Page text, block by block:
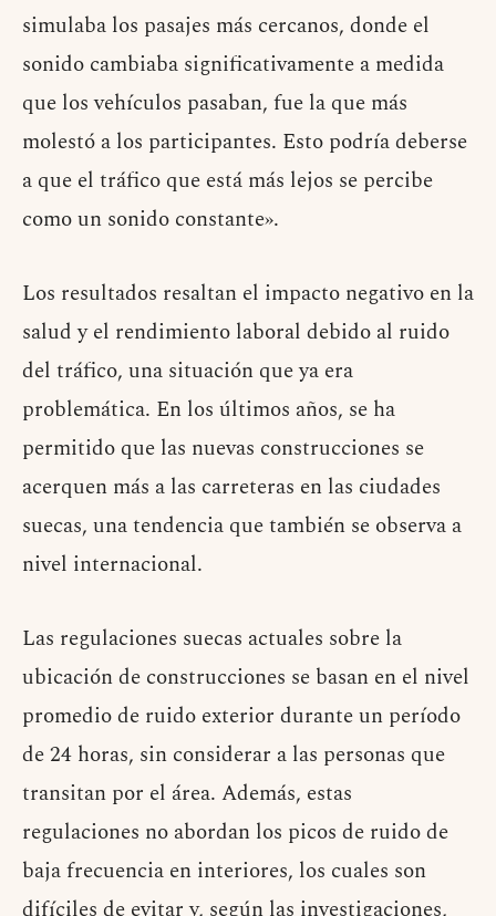
simulaba los pasajes más cercanos, donde el
sonido cambiaba significativamente a medida
que los vehículos pasaban, fue la que más
molestó a los participantes. Esto podría deberse
a que el tráfico que está más lejos se percibe
como un sonido constante».
Los resultados resaltan el impacto negativo en la
salud y el rendimiento laboral debido al ruido
del tráfico, una situación que ya era
problemática. En los últimos años, se ha
permitido que las nuevas construcciones se
acerquen más a las carreteras en las ciudades
suecas, una tendencia que también se observa a
nivel internacional.
Las regulaciones suecas actuales sobre la
ubicación de construcciones se basan en el nivel
promedio de ruido exterior durante un período
de 24 horas, sin considerar a las personas que
transitan por el área. Además, estas
regulaciones no abordan los picos de ruido de
baja frecuencia en interiores, los cuales son